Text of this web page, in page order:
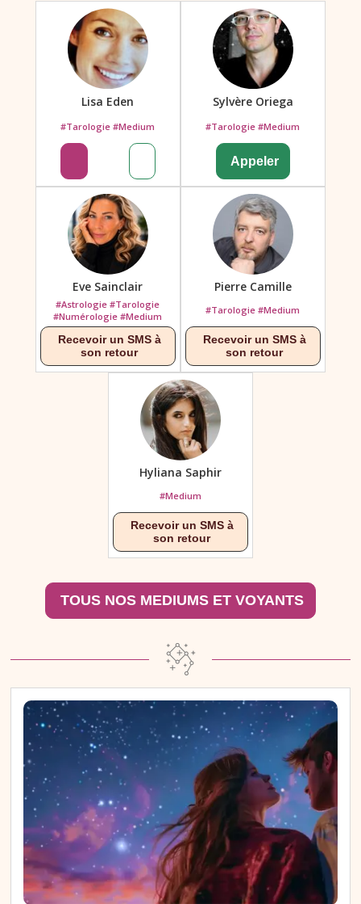
Lisa Eden
#Tarologie #Medium
Sylvère Oriega
#Tarologie #Medium
Eve Sainclair
#Astrologie #Tarologie
#Numérologie #Medium
Pierre Camille
#Tarologie #Medium
Hyliana Saphir
#Medium